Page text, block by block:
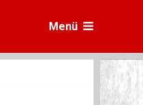
Menü